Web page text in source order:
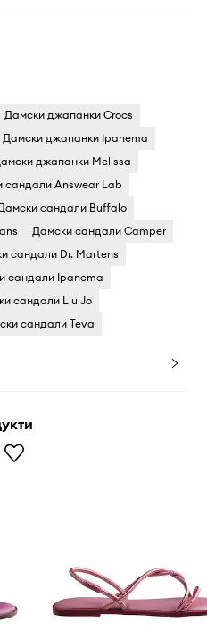
Дамски джапанки Crocs
Дамски джапанки Ipanema
джапанки Melissa
сандали Answear Lab
сандали Buffalo
Дамски сандали Camper
сандали Dr. Martens
сандали Ipanema
сандали Liu Jo
сандали Teva